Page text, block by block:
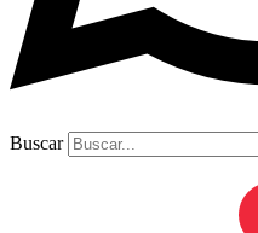
Buscar